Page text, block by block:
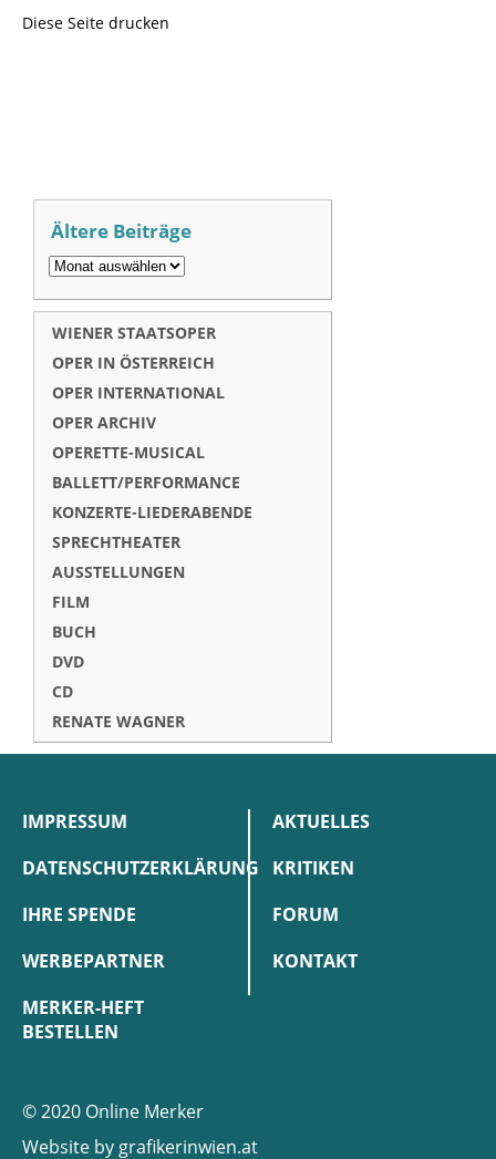
Diese Seite drucken
Ältere Beiträge
WIENER STAATSOPER
OPER IN ÖSTERREICH
OPER INTERNATIONAL
OPER ARCHIV
OPERETTE-MUSICAL
BALLETT/PERFORMANCE
KONZERTE-LIEDERABENDE
SPRECHTHEATER
AUSSTELLUNGEN
FILM
BUCH
DVD
CD
RENATE WAGNER
IMPRESSUM
DATENSCHUTZERKLÄRUNG
IHRE SPENDE
WERBEPARTNER
MERKER-HEFT
BESTELLEN
AKTUELLES
KRITIKEN
FORUM
KONTAKT
© 2020 Online Merker
Website by grafikerinwien.at